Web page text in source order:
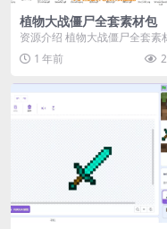
植物大战僵尸全套素材包
资源介绍 植物大战僵尸全套素
包，包含227个丰富多样的素材
涵盖角色、背景、动...
1 年前